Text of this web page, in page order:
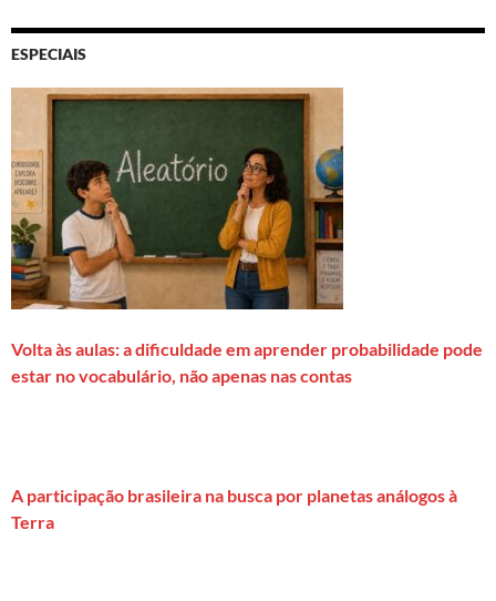
ESPECIAIS
Volta às aulas: a dificuldade em aprender probabilidade pode
estar no vocabulário, não apenas nas contas
A participação brasileira na busca por planetas análogos à
Terra